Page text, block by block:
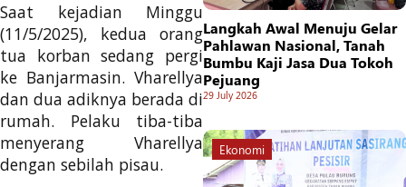
Saat kejadian Minggu
(11/5/2025), kedua orang
tua korban sedang pergi
ke Banjarmasin. Vharellya
dan dua adiknya berada di
rumah. Pelaku tiba-tiba
menyerang Vharellya
dengan sebilah pisau.
Langkah Awal Menuju Gelar
Pahlawan Nasional, Tanah
Bumbu Kaji Jasa Dua Tokoh
Pejuang
29 July 2026
Ekonomi